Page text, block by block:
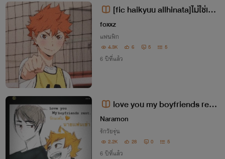
[fic haikyuu allhinata]ไม่ใช่เจ้า
ตัวเล็กนะ
foxxz
แฟนฟิก
4.3K 6 5 5
6 ปีที่แล้ว
love you my boyfriends rent
🧡🖤 || รักนะคับ นายเเฟนเช่า || mi
ya osamu x hinata
Naramon
รักวัยรุ่น
2.2K 28 0 5
6 ปีที่แล้ว